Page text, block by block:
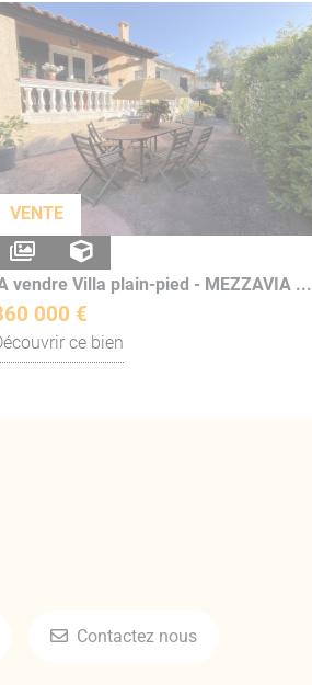
VENTE
vendre Villa plain-pied - MEZZAVIA ...
000 €
ce bien
Contactez nous